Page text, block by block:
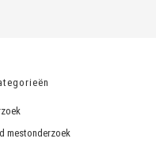
mestonderzoek